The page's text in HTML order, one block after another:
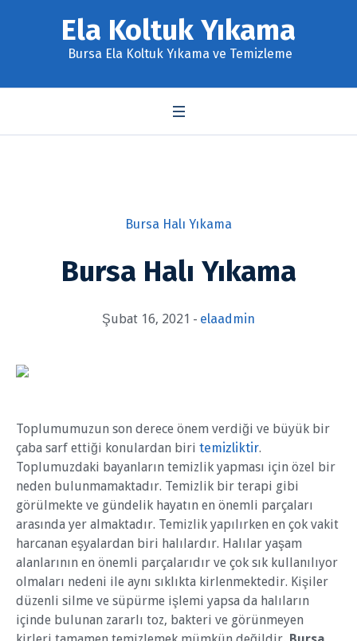
Ela Koltuk Yıkama
Bursa Ela Koltuk Yıkama ve Temizleme
Bursa Halı Yıkama
Bursa Halı Yıkama
Şubat 16, 2021 elaadmin
Toplumumuzun son derece önem verdiği ve büyük bir
çaba sarf ettiği konulardan biri temizliktir.
Toplumuzdaki bayanların temizlik yapması için özel bir
neden bulunmamaktadır. Temizlik bir terapi gibi
görülmekte ve gündelik hayatın en önemli parçaları
arasında yer almaktadır. Temizlik yapılırken en çok vakit
harcanan eşyalardan biri halılardır. Halılar yaşam
alanlarının en önemli parçalarıdır ve çok sık kullanılıyor
olmaları nedeni ile aynı sıklıkta kirlenmektedir. Kişiler
düzenli silme ve süpürme işlemi yapsa da halıların
içinde bulunan zararlı toz, bakteri ve görünmeyen